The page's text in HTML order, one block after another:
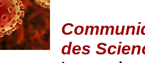
des